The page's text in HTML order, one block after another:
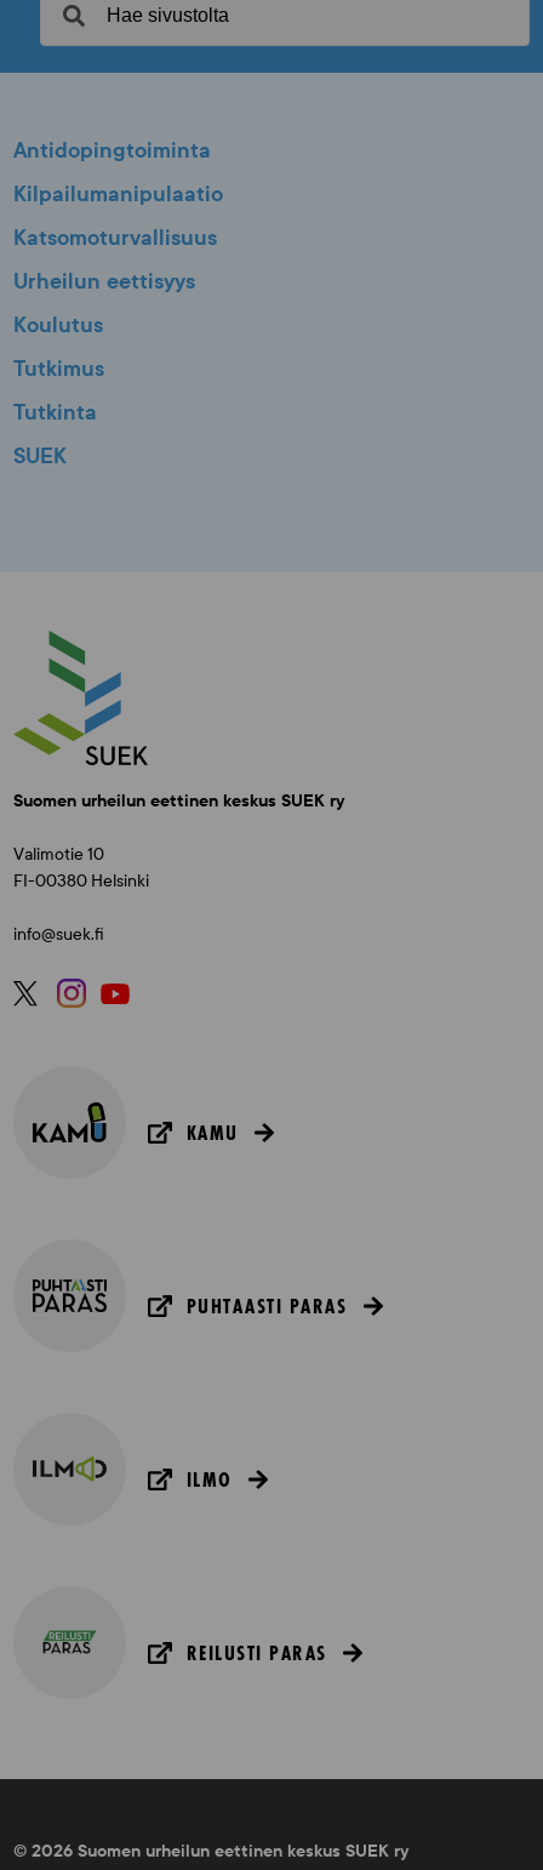
Antidopingtoiminta
Kilpailumanipulaatio
Katsomoturvallisuus
Urheilun eettisyys
Koulutus
Tutkimus
Tutkinta
SUEK
Suomen urheilun eettinen keskus SUEK ry
Valimotie 10
FI-00380 Helsinki
info@suek.fi
KAMU
PUHTAASTI PARAS
ILMO
REILUSTI PARAS
© 2026 Suomen urheilun eettinen keskus SUEK ry